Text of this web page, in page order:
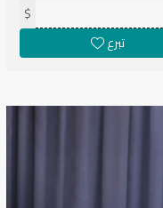
$
تبرع